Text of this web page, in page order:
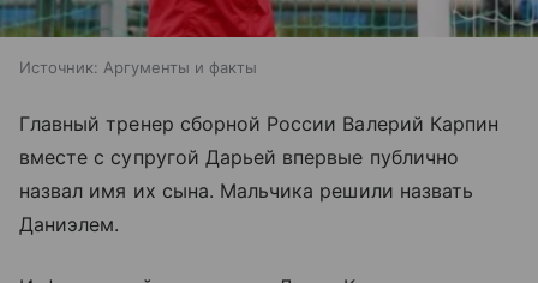
Источник: Аргументы и факты
Главный тренер сборной России Валерий Карпин
вместе с супругой Дарьей впервые публично
назвал имя их сына. Мальчика решили назвать
Даниэлем.